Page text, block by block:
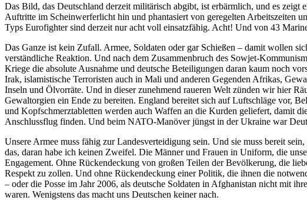
Das Bild, das Deutschland derzeit militärisch abgibt, ist erbärmlich, und es zeigt
Auftritte im Scheinwerferlicht hin und phantasiert von geregelten Arbeitszeiten
Typs Eurofighter sind derzeit nur acht voll einsatzfähig. Acht! Und von 43
Das Ganze ist kein Zufall. Armee, Soldaten oder gar Schießen – damit wollen
verständliche Reaktion. Und nach dem Zusammenbruch des Sowjet-
Kriege die absolute Ausnahme und deutsche Beteiligungen daran kaum noch
Irak, islamistische Terroristen auch in Mali und anderen Gegenden Afrikas,
Inseln und Ölvorräte. Und in dieser zunehmend raueren Welt zünden wir hier
Gewaltorgien ein Ende zu bereiten. England bereitet sich auf Luftschläge vor,
und Kopfschmerztabletten werden auch Waffen an die Kurden geliefert, damit
Anschlussflug finden. Und beim NATO-Manöver jüngst in der Ukraine war
Unsere Armee muss fähig zur Landesverteidigung sein. Und sie muss bereit
das, daran habe ich keinen Zweifel. Die Männer und Frauen in Uniform, die
Engagement. Ohne Rückendeckung von großen Teilen der Bevölkerung, die
Respekt zu zollen. Und ohne Rückendeckung einer Politik, die ihnen die
– oder die Posse im Jahr 2006, als deutsche Soldaten in Afghanistan nicht mit
waren. Wenigstens das macht uns Deutschen keiner nach.